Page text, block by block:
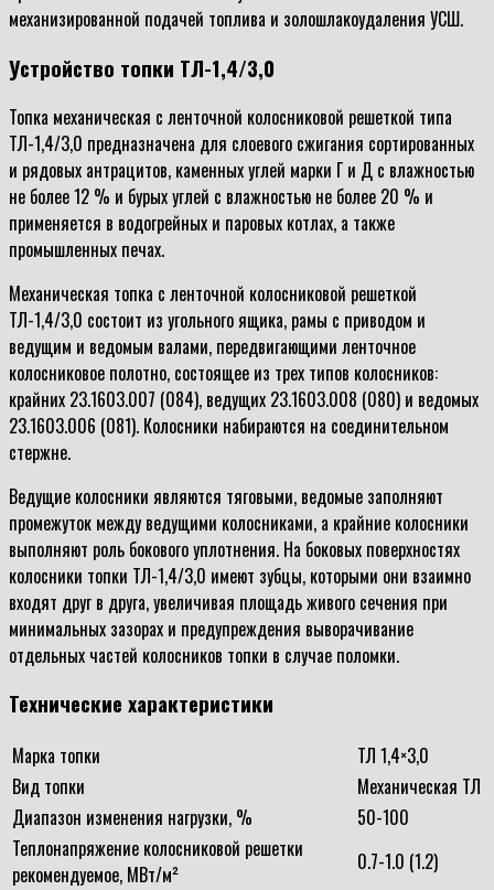
механизированной подачей топлива и золошлакоудаления УСШ.
Устройство топки ТЛ-1,4/3,0
Топка механическая с ленточной колосниковой решеткой типа
ТЛ-1,4/3,0 предназначена для слоевого сжигания сортированных
и рядовых антрацитов, каменных углей марки Г и Д с влажностью
не более 12 % и бурых углей с влажностью не более 20 % и
применяется в водогрейных и паровых котлах, а также
промышленных печах.
Механическая топка с ленточной колосниковой решеткой
ТЛ-1,4/3,0 состоит из угольного ящика, рамы с приводом и
ведущим и ведомым валами, передвигающими ленточное
колосниковое полотно, состоящее из трех типов колосников:
крайних 23.1603.007 (084), ведущих 23.1603.008 (080) и ведомых
23.1603.006 (081). Колосники набираются на соединительном
стержне.
Ведущие колосники являются тяговыми, ведомые заполняют
промежуток между ведущими колосниками, а крайние колосники
выполняют роль бокового уплотнения. На боковых поверхностях
колосники топки ТЛ-1,4/3,0 имеют зубцы, которыми они взаимно
входят друг в друга, увеличивая площадь живого сечения при
минимальных зазорах и предупреждения выворачивание
отдельных частей колосников топки в случае поломки.
Технические характеристики
Марка топки
ТЛ 1,4×3,0
Вид топки
Механическая ТЛ
Диапазон изменения нагрузки, %
50-100
Теплонапряжение колосниковой решетки
рекомендуемое, МВт/м²
0.7-1.0 (1.2)